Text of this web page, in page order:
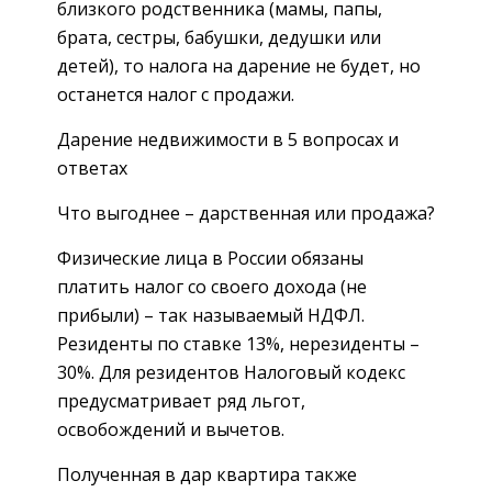
близкого родственника (мамы, папы,
брата, сестры, бабушки, дедушки или
детей), то налога на дарение не будет, но
останется налог с продажи.
Дарение недвижимости в 5 вопросах и
ответах
Что выгоднее – дарственная или продажа?
Физические лица в России обязаны
платить налог со своего дохода (не
прибыли) – так называемый НДФЛ.
Резиденты по ставке 13%, нерезиденты –
30%. Для резидентов Налоговый кодекс
предусматривает ряд льгот,
освобождений и вычетов.
Полученная в дар квартира также